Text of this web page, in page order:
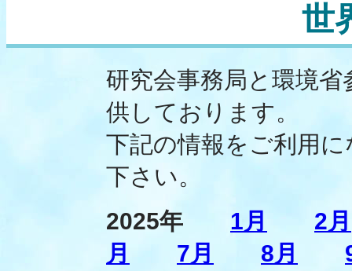
世
研究会事務局と環境
供しております。
下記の情報をご利用
下さい。
2025年 1月
2月
月
7月 8月